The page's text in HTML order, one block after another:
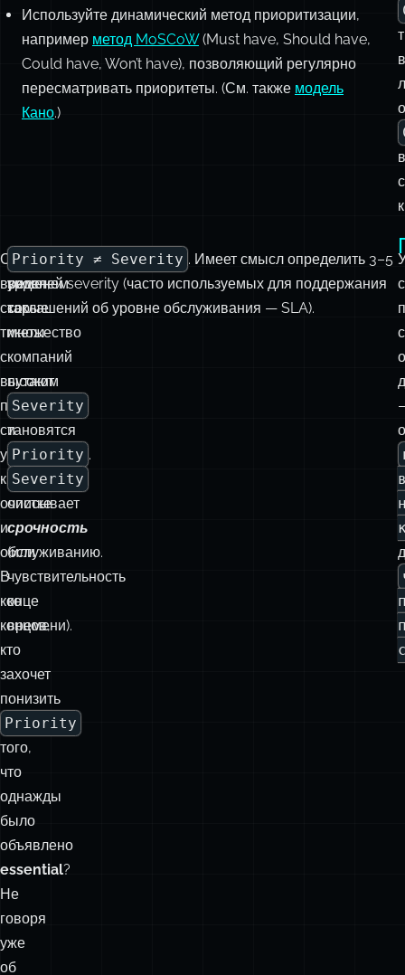
Используйте динамический метод приоритизации,
например метод MoSCoW(Must have, Should have,
Could have, Won’t have), позволяющий регулярно
пересматривать приоритеты. (См. также модель
Кано.)
в
Со
временем
старые
тикеты
с
высоким
приоритетом
становятся
устойчивыми
к
очистке
и
обслуживанию.
В
конце
концов,
кто
захочет
понизить
Priority
того,
что
однажды
было
объявлено
essential?
Не
говоря
уже
об
Я
видел,
как
множество
компаний
путают
Severity
и
Priority .
Severity
описывает
срочность
(или
чувствительность
ко
времени).
Priority ≠ Severity . Имеет смысл определить 3–5
уровней severity (часто используемых для поддержания
соглашений об уровне обслуживания — SLA).
о